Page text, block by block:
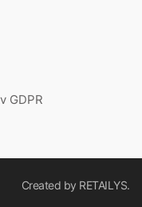
GDPR
Created by RETAILYS.